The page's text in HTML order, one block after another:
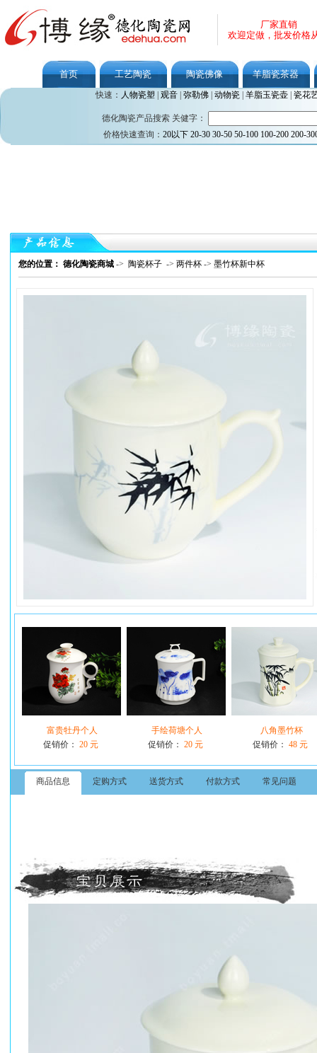
厂家直销
欢迎定做，批发价格
首页 工艺陶瓷 陶瓷佛像 羊脂瓷茶器
快速： 人物瓷塑 观音| 弥勒佛| 动物瓷| 羊脂玉瓷壶| 瓷花
德化陶瓷产品搜索 关健字：
价格快速查询： 20以下 20-30 30-50 50-100 100-200 200-
您的位置： 德化陶瓷商城 -> 陶瓷杯子 -> 两件杯 -> 墨竹杯新中杯
富贵牡丹个人
促销价： 20 元
手绘荷塘个人
促销价： 20 元
八角墨竹杯
促销价： 48 元
商品信息 定购方式 送货方式 付款方式 常见问题